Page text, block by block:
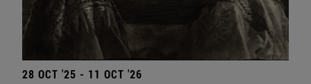
28 OCT '25 - 11 OCT '26